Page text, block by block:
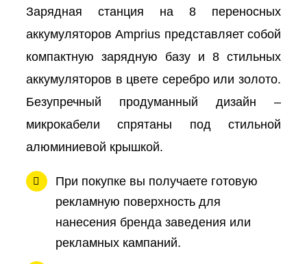
Зарядная станция на 8 переносных
аккумуляторов Amprius представляет собой
компактную зарядную базу и 8 стильных
аккумуляторов в цвете серебро или золото.
Безупречный продуманный дизайн –
микрокабели спрятаны под стильной
алюминиевой крышкой.
При покупке вы получаете готовую
рекламную поверхность для
нанесения бренда заведения или
рекламных кампаний.